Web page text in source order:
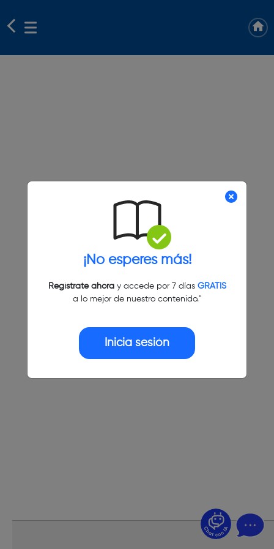
¡No esperes más!
Regístrate ahoray accede por 7 días GRATIS
a lo mejor de nuestro contenido."
Inicia sesión